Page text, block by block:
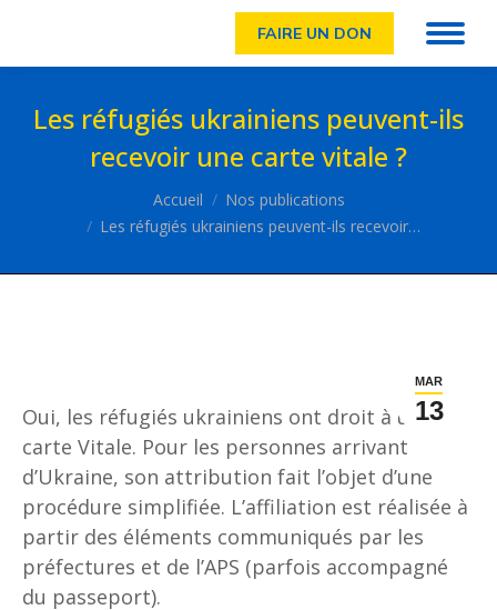
FAIRE UN DON
Les réfugiés ukrainiens peuvent-ils
recevoir une carte vitale ?
Accueil
Nos publications
Les réfugiés ukrainiens peuvent-ils recevoir…
MAR
13
Oui, les réfugiés ukrainiens ont droit à une
carte Vitale. Pour les personnes arrivant
d’Ukraine, son attribution fait l’objet d’une
procédure simplifiée. L’affiliation est réalisée à
partir des éléments communiqués par les
préfectures et de l’APS (parfois accompagné
du passeport).